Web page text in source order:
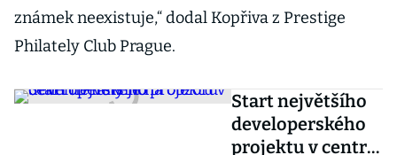
známek neexistuje,“ dodal Kopřiva z Prestige
Philately Club Prague.
Start největšího
developerského
projektu v centru